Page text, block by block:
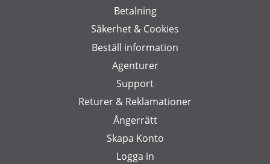
Betalning
Säkerhet & Cookies
Beställ information
Agenturer
Support
Returer & Reklamationer
Ångerrätt
Skapa Konto
Logga in